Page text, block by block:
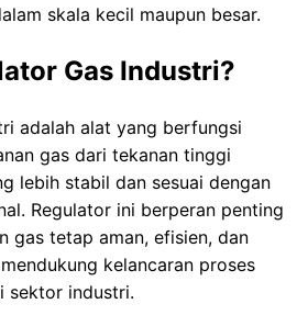
skala kecil maupun besar.
Gas Industri?
adalah alat yang berfungsi
gas dari tekanan tinggi
lebih stabil dan sesuai dengan
Regulator ini berperan penting
gas tetap aman, efisien, dan
kelancaran proses
sektor industri.